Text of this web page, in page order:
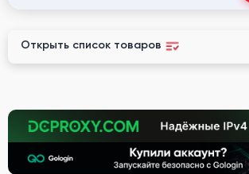
Открыть список товаров